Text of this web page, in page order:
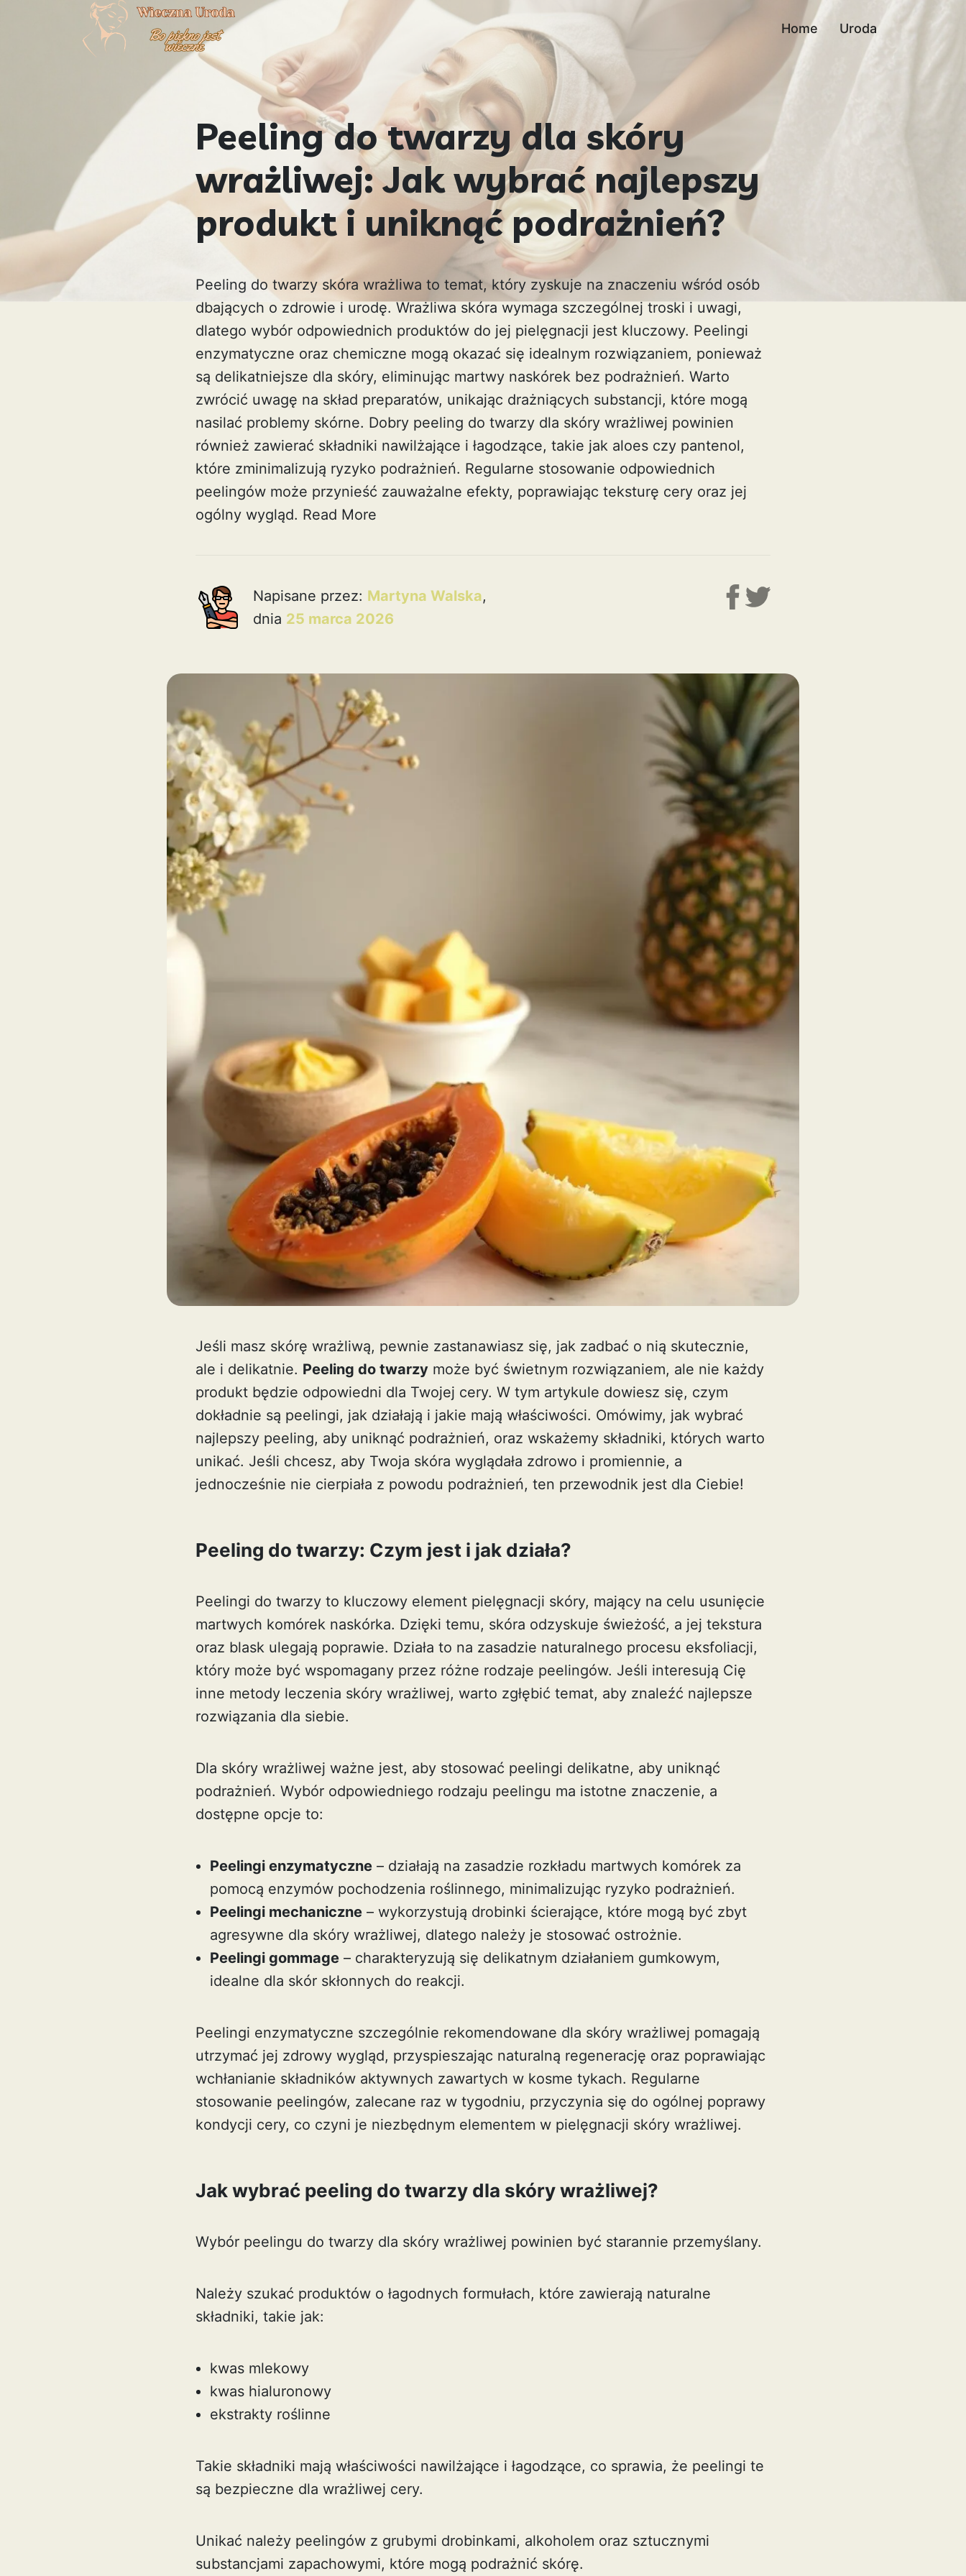
Home Uroda
Peeling do twarzy dla skóry
wrażliwej: Jak wybrać najlepszy
produkt i uniknąć podrażnień?
Peeling do twarzy skóra wrażliwa to temat, który zyskuje na znaczeniu wśród osób
dbających o zdrowie i urodę. Wrażliwa skóra wymaga szczególnej troski i uwagi,
dlatego wybór odpowiednich produktów do jej pielęgnacji jest kluczowy. Peelingi
enzymatyczne oraz chemiczne mogą okazać się idealnym rozwiązaniem, ponieważ
są delikatniejsze dla skóry, eliminując martwy naskórek bez podrażnień. Warto
zwrócić uwagę na skład preparatów, unikając drażniących substancji, które mogą
nasilać problemy skórne. Dobry peeling do twarzy dla skóry wrażliwej powinien
również zawierać składniki nawilżające i łagodzące, takie jak aloes czy pantenol,
które zminimalizują ryzyko podrażnień. Regularne stosowanie odpowiednich
peelingów może przynieść zauważalne efekty, poprawiając teksturę cery oraz jej
ogólny wygląd. Read More
Napisane przez: Martyna Walska,
dnia 25 marca 2026
Jeśli masz skórę wrażliwą, pewnie zastanawiasz się, jak zadbać o nią skutecznie,
ale i delikatnie. Peeling do twarzy może być świetnym rozwiązaniem, ale nie każdy
produkt będzie odpowiedni dla Twojej cery. W tym artykule dowiesz się, czym
dokładnie są peelingi, jak działają i jakie mają właściwości. Omówimy, jak wybrać
najlepszy peeling, aby uniknąć podrażnień, oraz wskażemy składniki, których warto
unikać. Jeśli chcesz, aby Twoja skóra wyglądała zdrowo i promiennie, a
jednocześnie nie cierpiała z powodu podrażnień, ten przewodnik jest dla Ciebie!
Peeling do twarzy: Czym jest i jak działa?
Peelingi do twarzy to kluczowy element pielęgnacji skóry, mający na celu usunięcie
martwych komórek naskórka. Dzięki temu, skóra odzyskuje świeżość, a jej tekstura
oraz blask ulegają poprawie. Działa to na zasadzie naturalnego procesu eksfoliacji,
który może być wspomagany przez różne rodzaje peelingów. Jeśli interesują Cię
inne metody leczenia skóry wrażliwej, warto zgłębić temat, aby znaleźć najlepsze
rozwiązania dla siebie.
Dla skóry wrażliwej ważne jest, aby stosować peelingi delikatne, aby uniknąć
podrażnień. Wybór odpowiedniego rodzaju peelingu ma istotne znaczenie, a
dostępne opcje to:
Peelingi enzymatyczne – działają na zasadzie rozkładu martwych komórek za
pomocą enzymów pochodzenia roślinnego, minimalizując ryzyko podrażnień.
Peelingi mechaniczne – wykorzystują drobinki ścierające, które mogą być zbyt
agresywne dla skóry wrażliwej, dlatego należy je stosować ostrożnie.
Peelingi gommage – charakteryzują się delikatnym działaniem gumkowym,
idealne dla skór skłonnych do reakcji.
Peelingi enzymatyczne szczególnie rekomendowane dla skóry wrażliwej pomagają
utrzymać jej zdrowy wygląd, przyspieszając naturalną regenerację oraz poprawiając
wchłanianie składników aktywnych zawartych w kosme tykach. Regularne
stosowanie peelingów, zalecane raz w tygodniu, przyczynia się do ogólnej poprawy
kondycji cery, co czyni je niezbędnym elementem w pielęgnacji skóry wrażliwej.
Jak wybrać peeling do twarzy dla skóry wrażliwej?
Wybór peelingu do twarzy dla skóry wrażliwej powinien być starannie przemyślany.
Należy szukać produktów o łagodnych formułach, które zawierają naturalne
składniki, takie jak:
kwas mlekowy
kwas hialuronowy
ekstrakty roślinne
Takie składniki mają właściwości nawilżające i łagodzące, co sprawia, że peelingi te
są bezpieczne dla wrażliwej cery.
Unikać należy peelingów z grubymi drobinkami, alkoholem oraz sztucznymi
substancjami zapachowymi, które mogą podrażnić skórę.